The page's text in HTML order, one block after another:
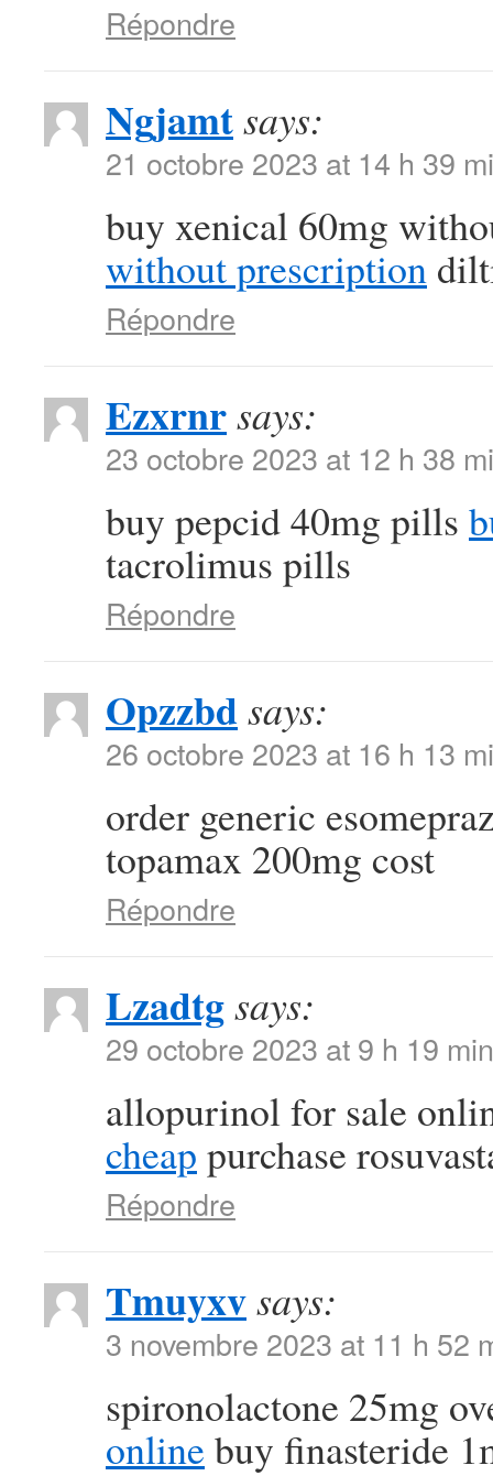
Répondre
Ngjamtsays:
21 octobre 2023 at 14 h 39
buy xenical 60mg
without prescription
Répondre
Ezxrnrsays:
23 octobre 2023 at 12 h 38
buy pepcid 40mg pills
tacrolimus pills
Répondre
Opzzbdsays:
26 octobre 2023 at 16 h 13
order generic
topamax 200mg cost
Répondre
Lzadtgsays:
29 octobre 2023 at 9 h 19 min
allopurinol for sale
cheap purchase
Répondre
Tmuyxvsays:
3 novembre 2023 at 11 h 52
spironolactone 25mg
online buy finasteride